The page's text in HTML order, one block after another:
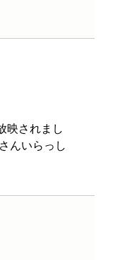
映されまし
んいらっし